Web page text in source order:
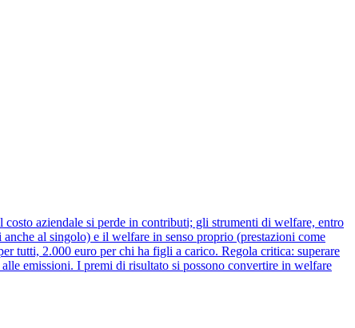
aziendale si perde in contributi; gli strumenti di welfare, entro
al singolo) e il welfare in senso proprio (prestazioni come
tutti, 2.000 euro per chi ha figli a carico. Regola critica: superare
emissioni. I premi di risultato si possono convertire in welfare